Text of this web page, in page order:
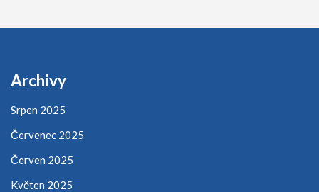
Archivy
Srpen 2025
Červenec 2025
Červen 2025
Květen 2025